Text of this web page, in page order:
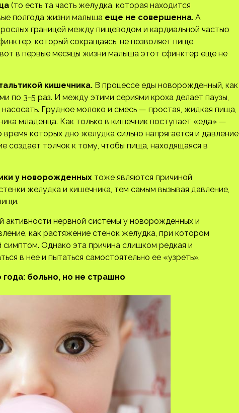
(то есть та часть желудка, которая находится
полгода жизни малыша еще не совершенна. А
границей между пищеводом и кардиальной частью
который сокращаясь, не позволяет пище
в первые месяцы жизни малыша этот сфинктер еще не
кишечника. В процессе еды новорожденный, как
по 3-5 раз. И между этими сериями кроха делает паузы,
Грудное молоко и смесь — простая, жидкая пища,
младенца. Как только в кишечник поступает «еда» —
которых дно желудка сильно напрягается и давление
создает толчок к тому, чтобы пища, находящаяся в
у новорожденных тоже являются причиной
желудка и кишечника, тем самым вызывая давление,
активности нервной системы у новорожденных и
как растяжение стенок желудка, при котором
Однако эта причина слишком редкая и
в нее и пытаться самостоятельно ее «узреть».
больно, но не страшно